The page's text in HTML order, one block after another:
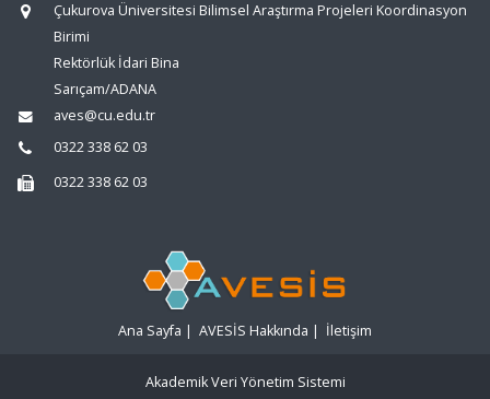
Çukurova Üniversitesi Bilimsel Araştırma Projeleri Koordinasyon
Birimi
Rektörlük İdari Bina
Sarıçam/ADANA
aves@cu.edu.tr
0322 338 62 03
0322 338 62 03
Ana Sayfa | AVESİS Hakkında | İletişim
Akademik Veri Yönetim Sistemi